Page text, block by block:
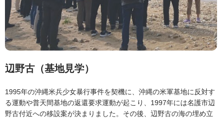
辺野古（基地見学）
1995年の沖縄米兵少女暴行事件を契機に、沖縄の米軍基地に反対す
る運動や普天間基地の返還要求運動が起こり、1997年には名護市辺
野古付近への移設案が決まりました。その後、辺野古の海の埋め立